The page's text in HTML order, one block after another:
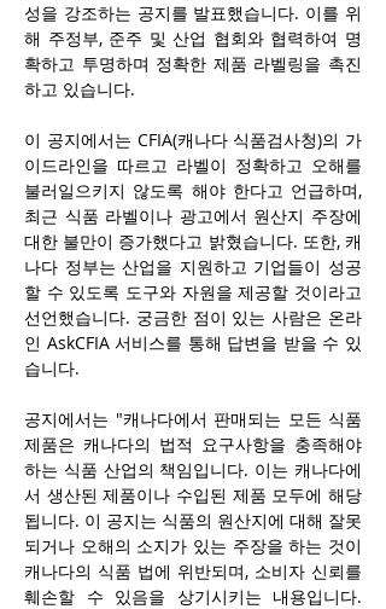
성을 강조하는 공지를 발표했습니다. 이를 위
해 주정부, 준주 및 산업 협회와 협력하여 명
확하고 투명하며 정확한 제품 라벨링을 촉진
하고 있습니다.
이 공지에서는 CFIA(캐나다 식품검사청)의 가
이드라인을 따르고 라벨이 정확하고 오해를
불러일으키지 않도록 해야 한다고 언급하며,
최근 식품 라벨이나 광고에서 원산지 주장에
대한 불만이 증가했다고 밝혔습니다. 또한, 캐
나다 정부는 산업을 지원하고 기업들이 성공
할 수 있도록 도구와 자원을 제공할 것이라고
선언했습니다. 궁금한 점이 있는 사람은 온라
인 AskCFIA 서비스를 통해 답변을 받을 수 있
습니다.
공지에서는 "캐나다에서 판매되는 모든 식품
제품은 캐나다의 법적 요구사항을 충족해야
하는 식품 산업의 책임입니다. 이는 캐나다에
서 생산된 제품이나 수입된 제품 모두에 해당
됩니다. 이 공지는 식품의 원산지에 대해 잘못
되거나 오해의 소지가 있는 주장을 하는 것이
캐나다의 식품 법에 위반되며, 소비자 신뢰를
훼손할 수 있음을 상기시키는 내용입니다.